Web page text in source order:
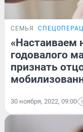
СЕМЬЯ
годовалого
признать
30 ноября, 2022, 09:00